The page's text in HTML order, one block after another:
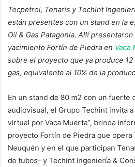
Tecpetrol, Tenaris y Techint
están presentes con un stand en la
Oil & Gas Patagonia. Allí
yacimiento Fortín de Piedra en Vaca
sobre el proyecto que ya produce
gas, equivalente al 10% de la
En un stand de 80 m2 con un fuerte
audiovisual, el Grupo Techint invita
virtual por Vaca Muerta”, brinda
proyecto Fortín de Piedra que opera
Neuquén y en el que participan
de tubos- y Techint Ingeniería &